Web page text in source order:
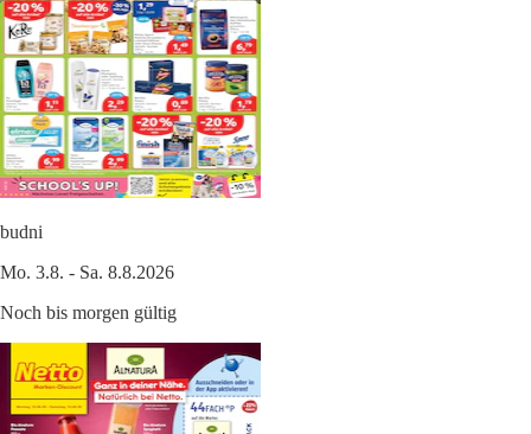
budni
Mo. 3.8. - Sa. 8.8.2026
Noch bis morgen gültig